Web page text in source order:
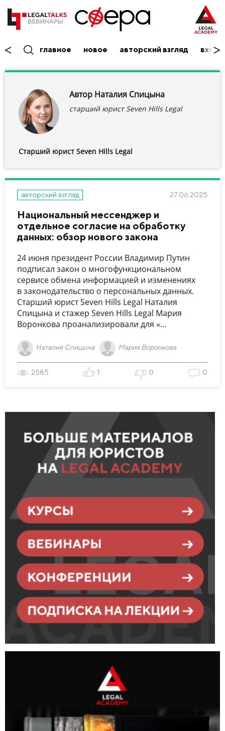
главное новое авторский взгляд вход/
Автор Наталия Спицына
старший юрист Seven Hills Legal
Старший юрист Seven Hills Legal
авторский взгляд 27.06.2025
Национальный мессенджер и
отдельное согласие на обработку
данных: обзор нового закона
24 июня президент России Владимир Путин
подписал закон о многофункциональном
сервисе обмена информацией и изменениях
в законодательство о персональных данных.
Старший юрист Seven Hills Legal Наталия
Спицына и стажер Seven Hills Legal Мария
Воронкова проанализировали для «...
Наталия Спицына Мария Воронкова
2585 1 0 0